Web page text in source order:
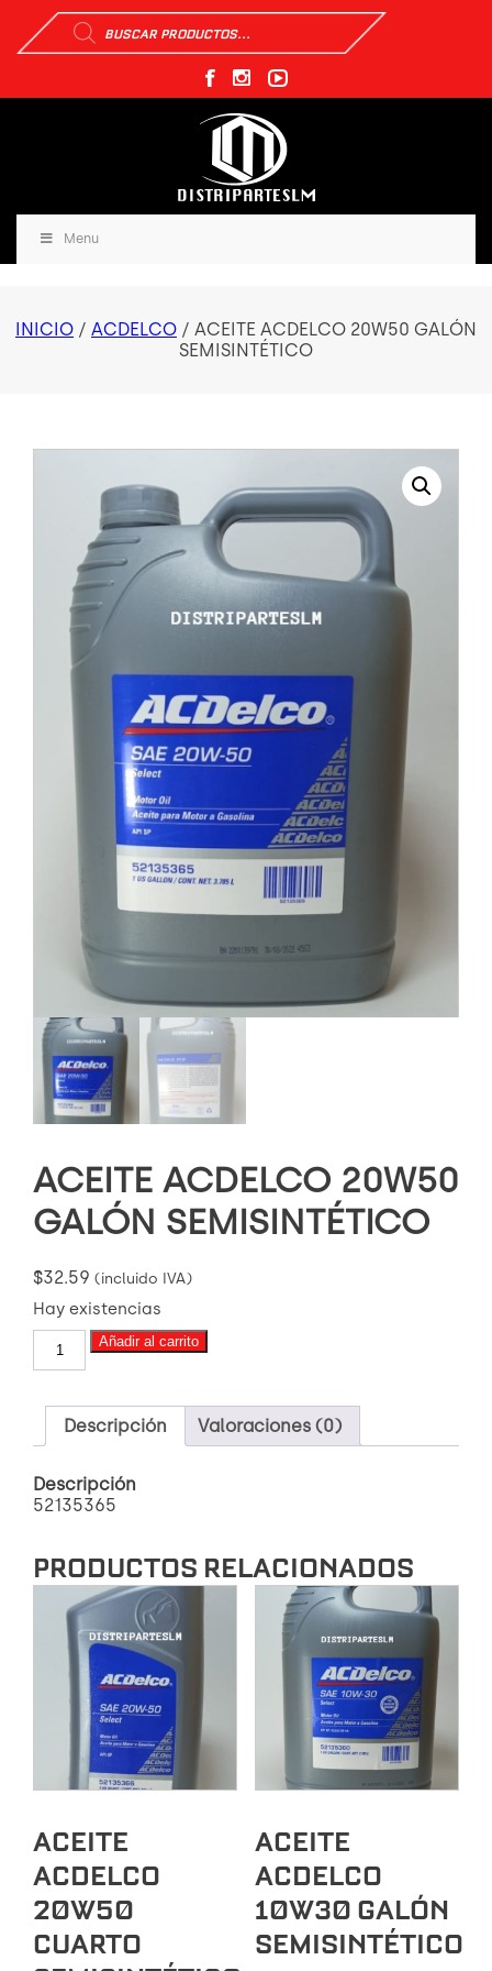
Búsqueda
de
productos
Menu
INICIO / ACDELCO / ACEITE ACDELCO 20W50 GALÓN
SEMISINTÉTICO
ACEITE ACDELCO 20W50
GALÓN SEMISINTÉTICO
$32.59 (incluido IVA)
Hay existencias
ACEITE
ACDELCO
GALÓN
SEMISINTÉTICO
cantidad
Añadir al carrito
Descripción Valoraciones (0)
Descripción
52135365
PRODUCTOS RELACIONADOS
ACEITE
ACDELCO
20W50
CUARTO
ACEITE
ACDELCO
10W30 GALÓN
SEMISINTÉTICO